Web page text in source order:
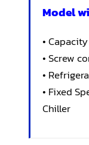
Model
•
• Screw
•
• Fixed
Chiller